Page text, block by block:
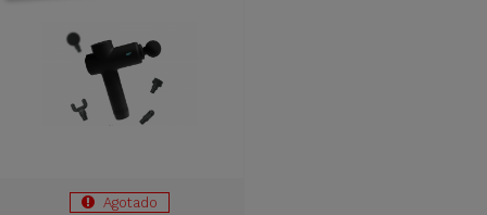
Agotado